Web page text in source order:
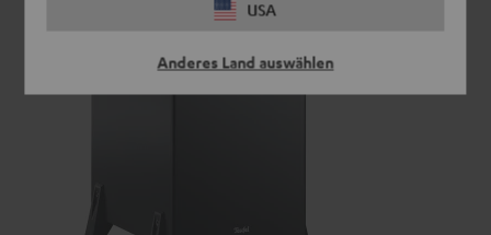
USA
Anderes Land auswählen